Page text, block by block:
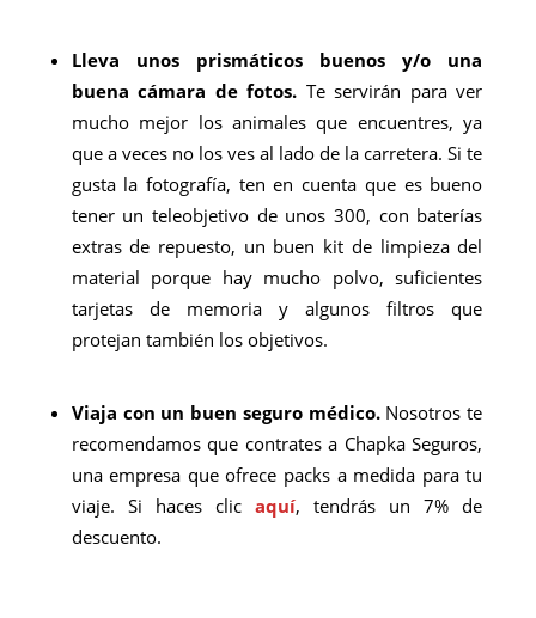
Lleva unos prismáticos buenos y/o una
buena cámara de fotos. Te servirán para ver
mucho mejor los animales que encuentres, ya
que a veces no los ves al lado de la carretera. Si te
gusta la fotografía, ten en cuenta que es bueno
tener un teleobjetivo de unos 300, con baterías
extras de repuesto, un buen kit de limpieza del
material porque hay mucho polvo, suficientes
tarjetas de memoria y algunos filtros que
protejan también los objetivos.
Viaja con un buen seguro médico. Nosotros te
recomendamos que contrates a Chapka Seguros,
una empresa que ofrece packs a medida para tu
viaje. Si haces clic aquí, tendrás un 7% de
descuento.